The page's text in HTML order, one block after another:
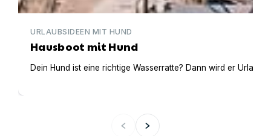
URLAUBSIDEEN MIT HUND
Hausboot mit Hund
Dein Hund ist eine richtige Wasserratte? Dann wird er